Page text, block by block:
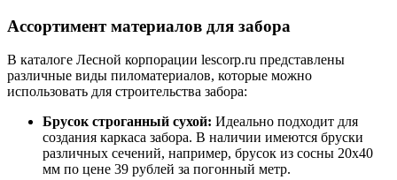
Ассортимент материалов для забора
В каталоге Лесной корпорации lescorp.ru представлены
различные виды пиломатериалов, которые можно
использовать для строительства забора:
Брусок строганный сухой: Идеально подходит для
создания каркаса забора. В наличии имеются бруски
различных сечений, например, брусок из сосны 20х40
мм по цене 39 рублей за погонный метр.